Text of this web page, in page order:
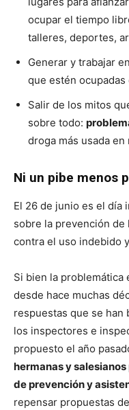
ocupar el tiempo
talleres, deportes,
Generar y trabajar
que estén ocupadas
Salir de los mitos
sobre todo:
droga más usada
Ni un pibe menos
El 26 de junio es el día
sobre la prevención de
contra el uso indebido
Si bien la problemática
desde hace muchas
respuestas que se han
los inspectores e
propuesto el año
hermanas y
de prevención y
repensar propuestas